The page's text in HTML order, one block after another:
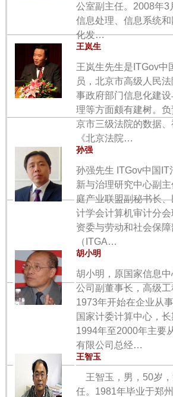
公室副主任。2008年
信息处理、信息系统
化发…
王岚生
王岚生先生是ITGov
员，北京市高级人民
事政府部门信息化建
理等方面颇有建树。
京市三级法院的数据
《北京法院…
孙强
孙强先生 ITGov中国
新与治理研究中心副
庭产业联盟副秘书长
计学会计算机审计分
资委与劳动和社会保
（ITGA…
胡小明
胡小明，原国家信息
公司副董事长，高级
1973年开始在企业从
国家计委计算中心，
1994年至2000年主要
有限公司总经…
王智玉
王智玉，男，50岁
任。1981年毕业于郑